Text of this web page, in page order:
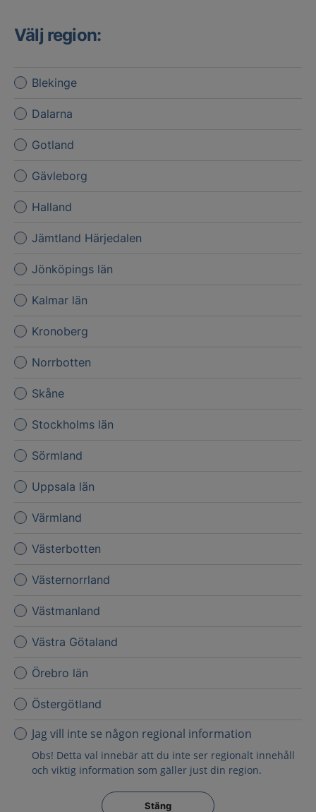
Välj region:
Blekinge
Dalarna
Gotland
Gävleborg
Halland
Jämtland Härjedalen
Jönköpings län
Kalmar län
Kronoberg
Norrbotten
Skåne
Stockholms län
Sörmland
Uppsala län
Värmland
Västerbotten
Västernorrland
Västmanland
Västra Götaland
Örebro län
Östergötland
Jag vill inte se någon regional information
Obs! Detta val innebär att du inte ser regionalt innehåll
och viktig information som gäller just din region.
Stäng regionsväljaren
Stäng